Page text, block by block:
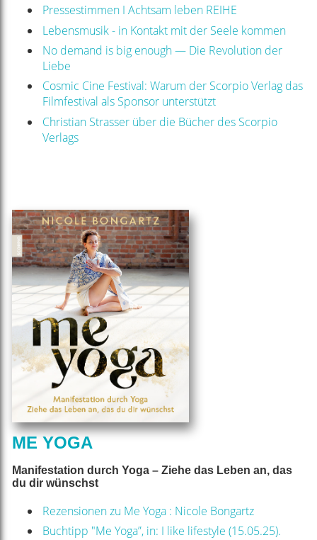
Pressestimmen I Achtsam leben REIHE
Lebensmusik - in Kontakt mit der Seele kommen
No demand is big enough — Die Revolution der
Liebe
Cosmic Cine Festival: Warum der Scorpio Verlag das
Filmfestival als Sponsor unterstützt
Christian Strasser über die Bücher des Scorpio
Verlags
ME YOGA
Manifestation durch Yoga – Ziehe das Leben an, das
du dir wünschst
Rezensionen zu Me Yoga : Nicole Bongartz
Buchtipp "Me Yoga”, in: I like lifestyle (15.05.25).